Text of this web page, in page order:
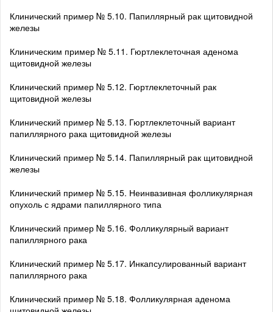
Клинический пример № 5.10. Папиллярный рак щитовидной
железы
Клиническим пример № 5.11. Гюртлеклеточная аденома
щитовидной железы
Клинический пример № 5.12. Гюртлеклеточный рак
щитовидной железы
Клинический пример № 5.13. Гюртлеклеточный вариант
папиллярного рака щитовидной железы
Клинический пример № 5.14. Папиллярный рак щитовидной
железы
Клинический пример № 5.15. Неинвазивная фолликулярная
опухоль с ядрами папиллярного типа
Клинический пример № 5.16. Фолликулярный вариант
папиллярного рака
Клинический пример № 5.17. Инкапсулированный вариант
папиллярного рака
Клинический пример № 5.18. Фолликулярная аденома